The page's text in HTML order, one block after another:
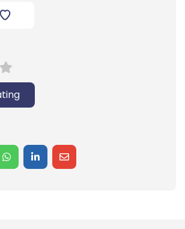
on Twitter
Share on WhatsApp
Share on LinkedIn
Share on Mail